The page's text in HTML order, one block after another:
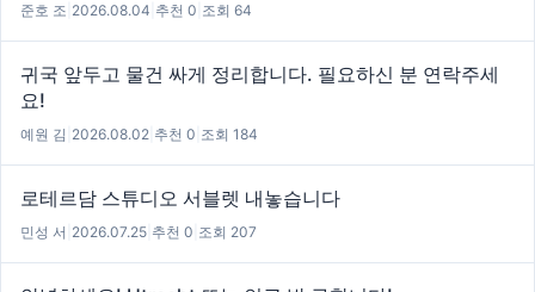
준호 조 2026.08.04 추천 0 조회 64
귀국 앞두고 물건 싸게 정리합니다. 필요하신 분 연락주세
요!
예원 김 2026.08.02 추천 0 조회 184
로테르담 스튜디오 서블렛 내놓습니다
민성 서 2026.07.25 추천 0 조회 207